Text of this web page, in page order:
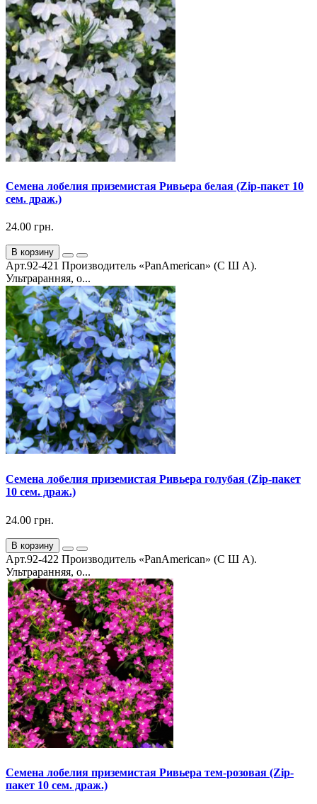
Семена лобелия приземистая Ривьера белая (Zip-пакет 10
сем. драж.)
24.00 грн.
В корзину
Арт.92-421 Производитель «PanAmerican» (С Ш А).
Ультраранняя, о...
Семена лобелия приземистая Ривьера голубая (Zip-пакет
10 сем. драж.)
24.00 грн.
В корзину
Арт.92-422 Производитель «PanAmerican» (С Ш А).
Ультраранняя, о...
Семена лобелия приземистая Ривьера тем-розовая (Zip-
пакет 10 сем. драж.)